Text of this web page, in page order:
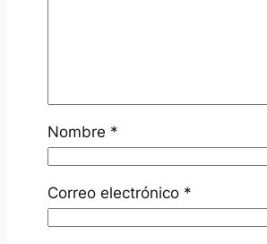
Nombre *
Correo electrónico *